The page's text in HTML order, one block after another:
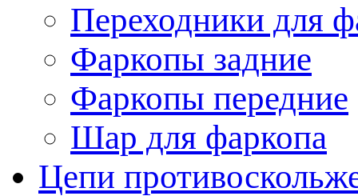
Переходники для
Фаркопы задние
Фаркопы передние
Шар для фаркопа
Цепи